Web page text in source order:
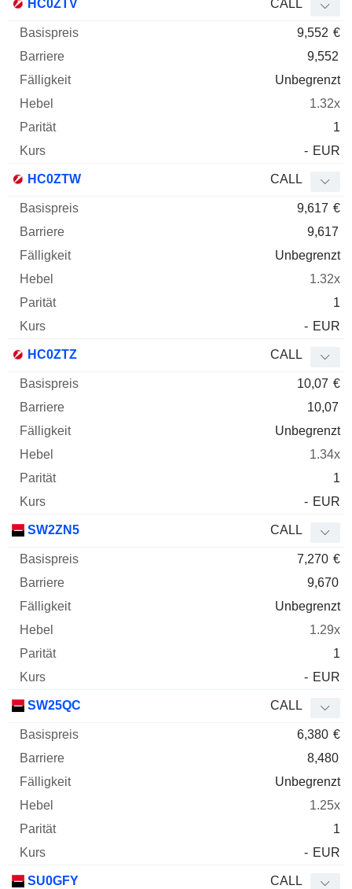
HC0ZTV CALL
9,552 €
9,552
Unbegrenzt
1.32x
1
- EUR
HC0ZTW CALL
9,617 €
9,617
Unbegrenzt
1.32x
1
- EUR
HC0ZTZ CALL
10,07 €
10,07
Unbegrenzt
1.34x
1
- EUR
SW2ZN5 CALL
7,270 €
9,670
Unbegrenzt
1.29x
1
- EUR
SW25QC CALL
6,380 €
8,480
Unbegrenzt
1.25x
1
- EUR
SU0GFY CALL